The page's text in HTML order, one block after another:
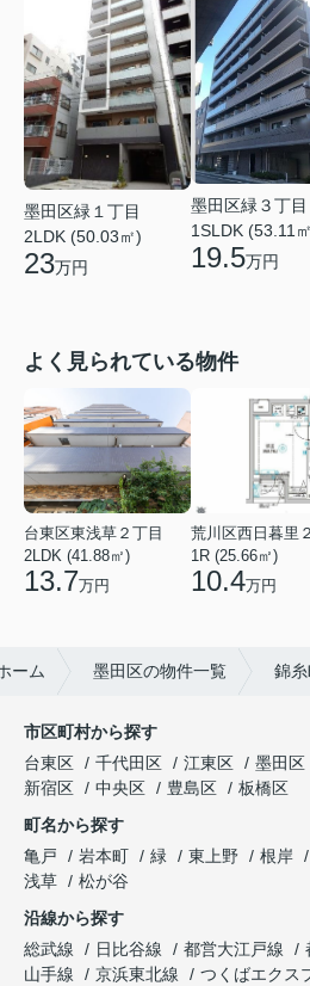
墨田区緑１丁目
2LDK (50.03㎡)
23万円
墨田区緑３丁目
1SLDK (53.11
19.5万円
よく見られている物件
台東区東浅草２丁目
2LDK (41.88㎡)
13.7万円
荒川区西日暮里
1R (25.66㎡)
10.4万円
ーム 墨田区の物件一覧 錦
市区町村から探す
台東区
千代田区 江東区 墨田区
新宿区
中央区 豊島区
板橋区
町名から探す
亀戸
岩本町 緑 東上野 根岸
浅草
松が谷
沿線から探す
総武線
日比谷線 都営大江戸線
山手線
京浜東北線 つくばエクス